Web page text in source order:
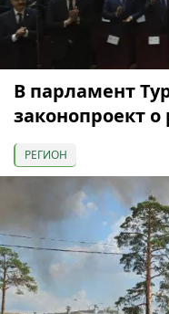
В парламент
законопроект
РЕГИОН